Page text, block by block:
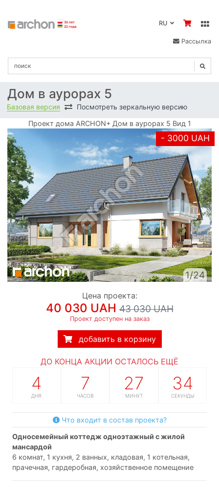
Рассылка
Дом в аурорах 5
Базовая версия Посмотреть зеркальную версию
Проект дома ARCHON+ Дом в аурорах 5 Вид 1
- 3000 UAH
1/24
Цена проекта:
40 030 UAH43 030 UAH
Проект доступен на заказ
добавить в корзину
ДО КОНЦА АКЦИИ ОСТАЛОСЬ ЕЩЁ
4
ДНЯ
7
ЧАСОВ
27
МИНУТ
33
СЕКУНДЫ
Что входит в состав проекта?
односемейный коттедж одноэтажный с жилой
мансардой
6 комнат, 1 кухня, 2 ванных, кладовая, 1 котельная,
прачечная, гардеробная, хозяйственное помещение